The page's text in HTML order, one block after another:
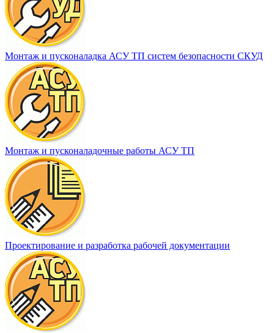
Монтаж и пусконаладка АСУ ТП систем безопасности СКУД
Монтаж и пусконаладочные работы АСУ ТП
Проектирование и разработка рабочей документации